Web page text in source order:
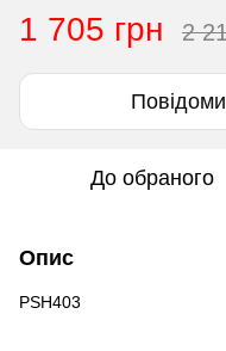
1 705 грн 2
До обраного
Опис
PSH403